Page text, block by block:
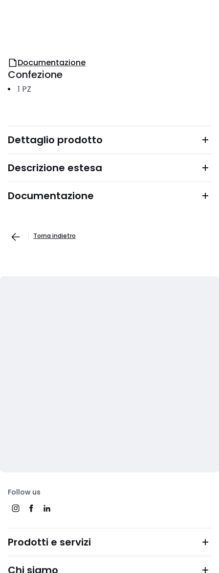
Documentazione
Confezione
1 PZ
Dettaglio prodotto
Descrizione estesa
Documentazione
Torna indietro
Follow us
Prodotti e servizi
Chi siamo